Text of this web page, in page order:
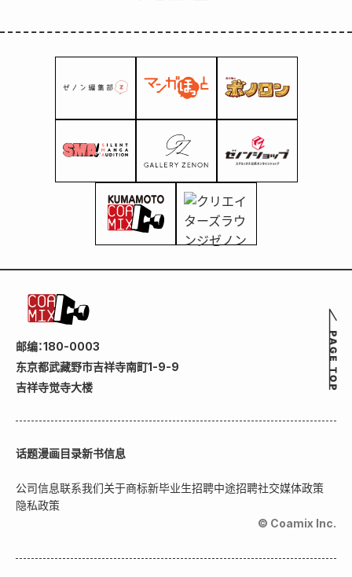
邮编：180-0003
东京都武藏野市吉祥寺南町1-9-9
吉祥寺觉寺大楼
话题漫画目录新书信息
公司信息联系我们关于商标新毕业生招聘中途招聘社交媒体政策
隐私政策
© Coamix Inc.